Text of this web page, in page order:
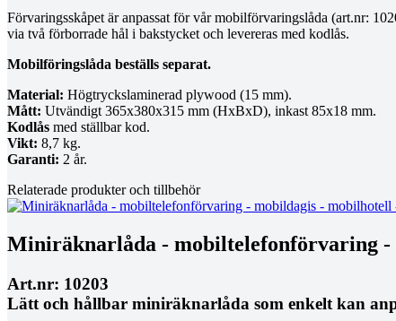
Förvaringsskåpet är anpassat för vår mobilförvaringslåda (art.nr:
via två förborrade hål i bakstycket och levereras med kodlås.
Mobilföringslåda beställs separat.
Material: Högtryckslaminerad plywood (15 mm).
Mått: Utvändigt 365x380x315 mm (HxBxD), inkast 85x18 mm.
Kodlås med ställbar kod.
Vikt: 8,7 kg.
Garanti: 2 år.
Relaterade produkter och tillbehör
Miniräknarlåda - mobiltelefonförvaring
Art.nr: 10203
Lätt och hållbar miniräknarlåda som enkelt kan